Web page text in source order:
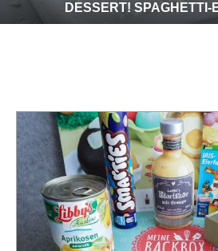
DESSERT! SPAGHETTI-